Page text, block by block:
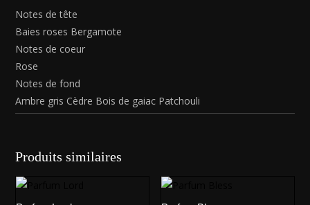
Notes de tête
Baies roses Bergamote
Notes de coeur
Rose
Notes de fond
Ambre gris Cèdre Bois de gaiac Patchouli
Produits similaires